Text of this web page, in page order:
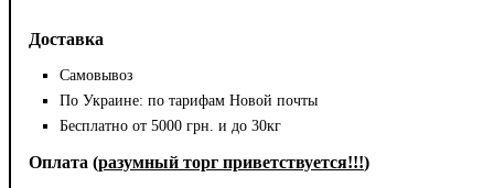
Доставка
Самовывоз
По Украине: по тарифам Новой почты
Бесплатно от 5000 грн. и до 30кг
Оплата (разумный торг приветствуется!!!)